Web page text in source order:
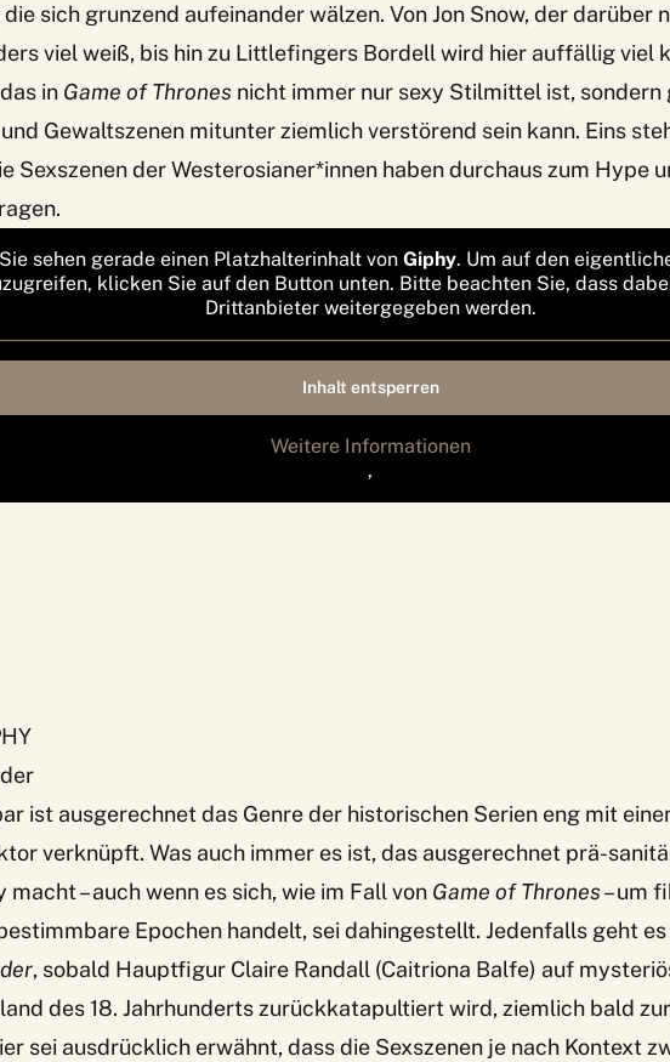
die sich grunzend aufeinander wälzen. Von Jon Snow, der darüber
viel weiß, bis hin zu Littlefingers Bordell wird hier auffällig viel
in Game of Thrones nicht immer nur sexy Stilmittel ist, sondern
Gewaltszenen mitunter ziemlich verstörend sein kann. Eins
Sexszenen der Westerosianer*innen haben durchaus zum Hype
Sie sehen gerade einen Platzhalterinhalt von Giphy. Um auf den
klicken Sie auf den Button unten. Bitte beachten Sie, dass
Drittanbieter weitergegeben werden.
Inhalt entsperren
Weitere Informationen
‚
ist ausgerechnet das Genre der historischen Serien eng mit
verknüpft. Was auch immer es ist, das ausgerechnet prä-
macht – auch wenn es sich, wie im Fall von Game of Thrones– um
Epochen handelt, sei dahingestellt. Jedenfalls geht es
, sobald Hauptfigur Claire Randall (Caitriona Balfe) auf
des 18. Jahrhunderts zurückkatapultiert wird, ziemlich bald
sei ausdrücklich erwähnt, dass die Sexszenen je nach Kontext